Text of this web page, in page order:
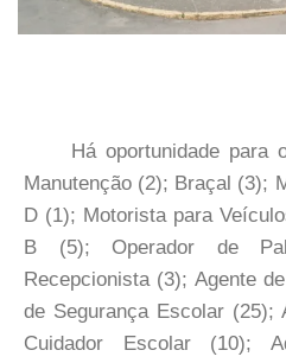
Há oportunidade para
Manutenção (2); Braçal (3);
D (1); Motorista para
B (5); Operador de
Recepcionista (3); Agente
de Segurança Escolar (25);
Cuidador Escolar (10);